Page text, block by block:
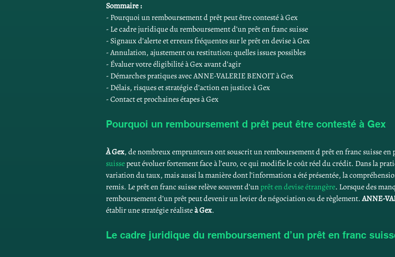
Sommaire :
- Pourquoi un remboursement d prêt peut être contesté à Gex
- Le cadre juridique du remboursement d’un prêt en franc suisse
- Signaux d’alerte et erreurs fréquentes sur le prêt en devise à Gex
- Annulation, ajustement ou restitution: quelles issues possibles
- Évaluer votre éligibilité à Gex avant d’agir
- Démarches pratiques avec ANNE-VALERIE BENOIT à Gex
- Délais, risques et stratégie d’action en justice à Gex
- Contact et prochaines étapes à Gex
Pourquoi un remboursement d prêt peut être contesté à Gex
À Gex, de nombreux emprunteurs ont souscrit un remboursement d prêt en franc suisse
suisse peut évoluer fortement face à l’euro, ce qui modifie le coût réel du crédit. Dans la
variation du taux, mais aussi la manière dont l’information a été présentée, la
remis. Le prêt en franc suisse relève souvent d’un prêt en devise étrangère. Lorsque des
remboursement d’un prêt peut devenir un levier de négociation ou de règlement. ANNE-
établir une stratégie réaliste à Gex.
Le cadre juridique du remboursement d’un prêt en franc